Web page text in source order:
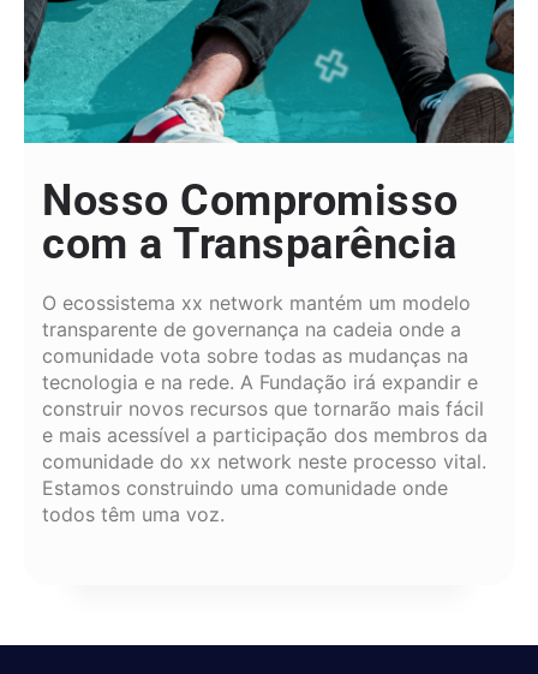
Nosso Compromisso
com a Transparência
O ecossistema xx network mantém um modelo
transparente de governança na cadeia onde a
comunidade vota sobre todas as mudanças na
tecnologia e na rede. A Fundação irá expandir e
construir novos recursos que tornarão mais fácil
e mais acessível a participação dos membros da
comunidade do xx network neste processo vital.
Estamos construindo uma comunidade onde
todos têm uma voz.